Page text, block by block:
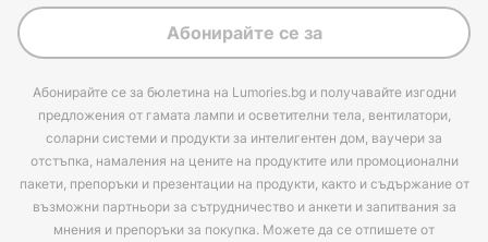
Абонирайте се за
Абонирайте се за бюлетина на Lumories.bg и получавайте изгодни
предложения от гамата лампи и осветителни тела, вентилатори,
соларни системи и продукти за интелигентен дом, ваучери за
отстъпка, намаления на цените на продуктите или промоционални
пакети, препоръки и презентации на продукти, както и съдържание от
възможни партньори за сътрудничество и анкети и запитвания за
мнения и препоръки за покупка. Можете да се отпишете от